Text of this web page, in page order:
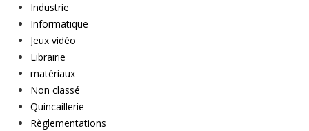
Industrie
Informatique
Jeux vidéo
Librairie
matériaux
Non classé
Quincaillerie
Règlementations